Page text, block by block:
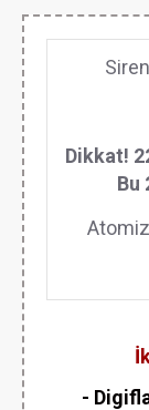
Dikkat!
Bu
-